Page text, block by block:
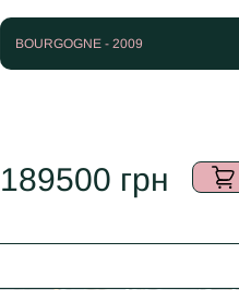
BOURGOGNE - 2009
189500 грн